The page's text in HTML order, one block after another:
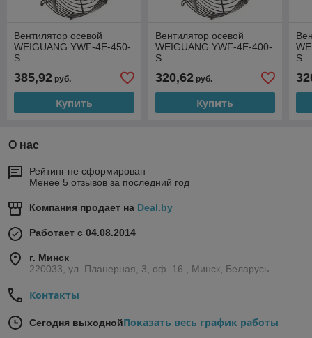
Вентилятор осевой
WEIGUANG YWF-4E-450-
S
385,92 руб.
Купить
Вентилятор осевой
WEIGUANG YWF-4E-400-
S
320,62руб.
Купить
S
О нас
Рейтинг не сформирован
Менее 5 отзывов за последний год
Компания продает на Deal.by
Работает с 04.08.2014
г. Минск
220033, ул. Планерная, 3, оф. 16., Минск, Беларусь
Контакты
Сегодня выходнойПоказать весь график работы